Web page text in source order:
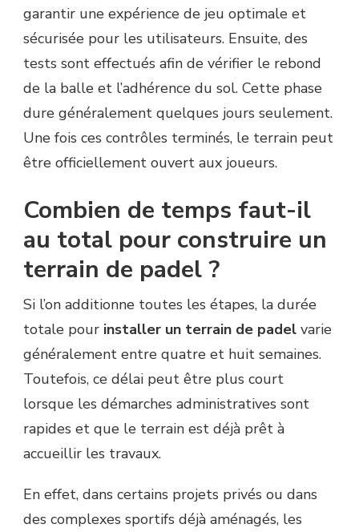
garantir une expérience de jeu optimale et
sécurisée pour les utilisateurs. Ensuite, des
tests sont effectués afin de vérifier le rebond
de la balle et l’adhérence du sol. Cette phase
dure généralement quelques jours seulement.
Une fois ces contrôles terminés, le terrain peut
être officiellement ouvert aux joueurs.
Combien de temps faut-il
au total pour construire un
terrain de padel ?
Si l’on additionne toutes les étapes, la durée
totale pour installer un terrain de padel varie
généralement entre quatre et huit semaines.
Toutefois, ce délai peut être plus court
lorsque les démarches administratives sont
rapides et que le terrain est déjà prêt à
accueillir les travaux.
En effet, dans certains projets privés ou dans
des complexes sportifs déjà aménagés, les